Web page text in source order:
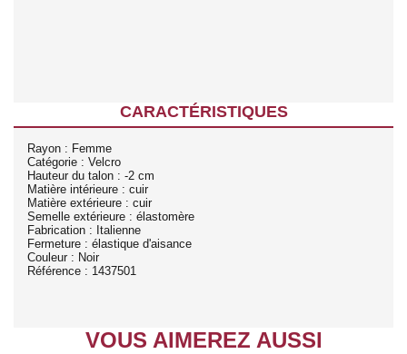
CARACTÉRISTIQUES
Rayon : Femme
Catégorie : Velcro
Hauteur du talon : -2 cm
Matière intérieure : cuir
Matière extérieure : cuir
Semelle extérieure : élastomère
Fabrication : Italienne
Fermeture : élastique d'aisance
Couleur : Noir
Référence : 1437501
VOUS AIMEREZ AUSSI